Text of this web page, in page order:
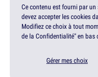
Ce contenu est fourni par
devez accepter les cookies
Modifiez ce choix à tout
de la Confidentialité" en bas
Gérer mes choix